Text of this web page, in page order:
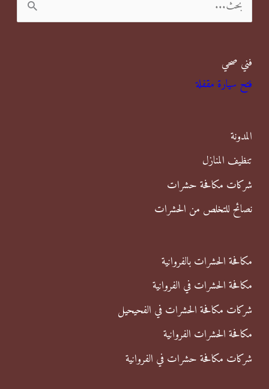
ل
ح
ث
ن
فني صحي
فتح سيارة مقفلة
المدونة
تنظيف المنازل
شركات مكافحة حشرات
نصائح للتخلص من الحشرات
مكافحة الحشرات بالفروانية
مكافحة الحشرات في الفروانية
شركات مكافحة الحشرات في الفحيحيل
مكافحة الحشرات الفروانية
شركات مكافحة حشرات في الفروانية